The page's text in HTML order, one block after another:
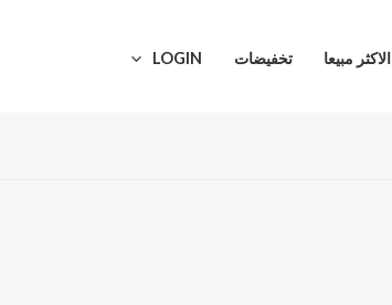
الاكثر مبيعا تخفيضات LOGIN